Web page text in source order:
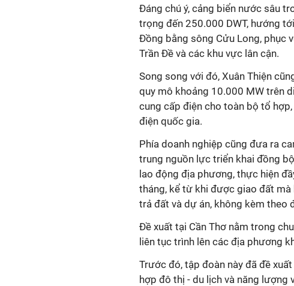
Đáng chú ý, cảng biển nước sâu
trọng đến 250.000 DWT, hướng
Đồng bằng sông Cửu Long, phục
Trần Đề và các khu vực lân cận.
Song song với đó, Xuân Thiện
quy mô khoảng 10.000 MW trên
cung cấp điện cho toàn bộ tổ
điện quốc gia.
Phía doanh nghiệp cũng đưa ra
trung nguồn lực triển khai đồng
lao động địa phương, thực hiện
tháng, kể từ khi được giao đất
trả đất và dự án, không kèm theo
Đề xuất tại Cần Thơ nằm trong
liên tục trình lên các địa phương
Trước đó, tập đoàn này đã đề
hợp đô thị - du lịch và năng